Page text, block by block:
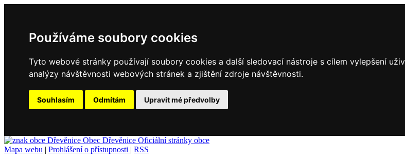
Používáme soubory cookies
Tyto webové stránky používají soubory cookies a další sledovací nástroje s cílem vylepšení
analýzy návštěvnosti webových stránek a zjištění zdroje návštěvnosti.
Souhlasím Odmítám Upravit mé předvolby
Obec Dřevěnice Oficiální stránky obce
Mapa webu | Prohlášení o přístupnosti | RSS